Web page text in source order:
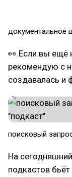
документальное
👀 Если вы ещё
рекомендую с
создавалась и
поисковый
На
подкастов